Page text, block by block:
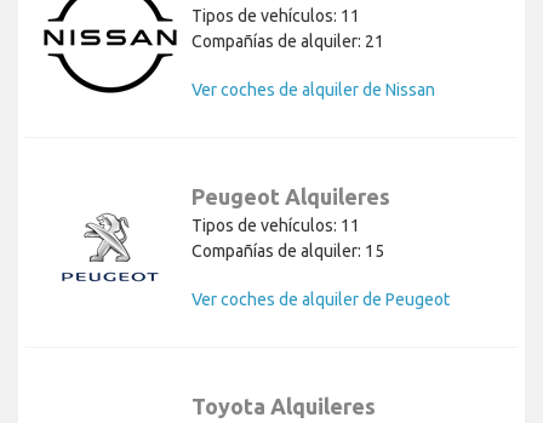
Tipos de vehículos: 11
Compañías de alquiler: 21
Ver coches de alquiler de Nissan
Peugeot Alquileres
Tipos de vehículos: 11
Compañías de alquiler: 15
Ver coches de alquiler de Peugeot
Toyota Alquileres